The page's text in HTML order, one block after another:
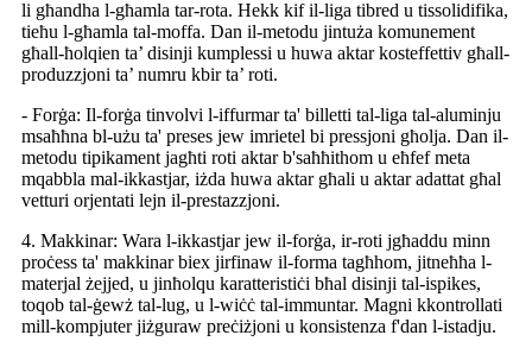
li għandha l-għamla tar-rota. Hekk kif il-liga tibred u tissolidifika,
tieħu l-għamla tal-moffa. Dan il-metodu jintuża komunement
għall-ħolqien ta’ disinji kumplessi u huwa aktar kosteffettiv għall-
produzzjoni ta’ numru kbir ta’ roti.
- Forġa: Il-forġa tinvolvi l-iffurmar ta' billetti tal-liga tal-aluminju
msaħħna bl-użu ta' preses jew imrietel bi pressjoni għolja. Dan il-
metodu tipikament jagħti roti aktar b'saħħithom u eħfef meta
mqabbla mal-ikkastjar, iżda huwa aktar għali u aktar adattat għal
vetturi orjentati lejn il-prestazzjoni.
4. Makkinar: Wara l-ikkastjar jew il-forġa, ir-roti jgħaddu minn
proċess ta' makkinar biex jirfinaw il-forma tagħhom, jitneħħa l-
materjal żejjed, u jinħolqu karatteristiċi bħal disinji tal-ispikes,
toqob tal-ġewż tal-lug, u l-wiċċ tal-immuntar. Magni kkontrollati
mill-kompjuter jiżguraw preċiżjoni u konsistenza f'dan l-istadju.